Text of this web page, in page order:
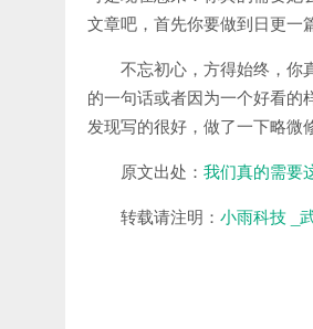
文章吧，首先你要做到日更一
不忘初心，方得始终，你
的一句话或者因为一个好看的
发现写的很好，做了一下略微
原文出处： 我们真的需要
转载请注明： 小雨科技 _